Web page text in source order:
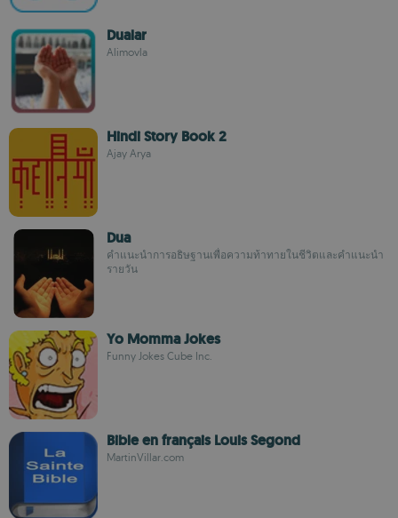
Dualar
Alimovla
Hindi Story Book 2
Ajay Arya
Dua
คำแนะนำการอธิษฐานเพื่อความท้าทายในชีวิตและคำแนะนำ
รายวัน
Yo Momma Jokes
Funny Jokes Cube Inc.
Bible en français Louis Segond
MartinVillar.com